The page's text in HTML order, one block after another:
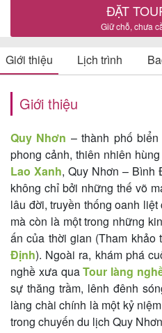
Tin
Về
Quy
Nhơn
Tourist
Cảm
nhận
ĐẶT
Giữ chỗ, chưa
Giới thiệu Lịch trình
Giới thiệu
Quy Nhơn – thành phố
phong cảnh, thiên nhiên
Lao Xanh, Quy Nhơn – Bình
không chỉ bởi những thế võ
lâu đời, truyền thống oanh
mà còn là một trong những
ấn của thời gian (Tham khảo
Định). Ngoài ra, khám phá
nghề xưa quaTour làng
sự thăng trầm, lênh đênh
làng chài chính là một kỷ
trong chuyến du lịch Quy